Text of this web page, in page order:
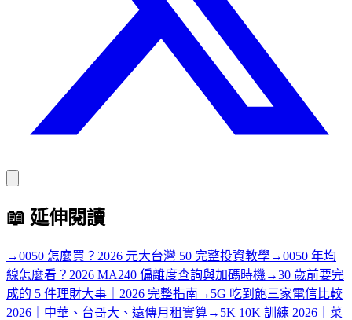
📖 延伸閱讀
→0050 怎麼買？2026 元大台灣 50 完整投資教學→0050 年均
線怎麼看？2026 MA240 偏離度查詢與加碼時機 →30 歲前要完
成的 5 件理財大事｜2026 完整指南 → 5G 吃到飽三家電信比較
2026｜中華、台哥大、遠傳月租實算→ 5K 10K 訓練 2026｜菜